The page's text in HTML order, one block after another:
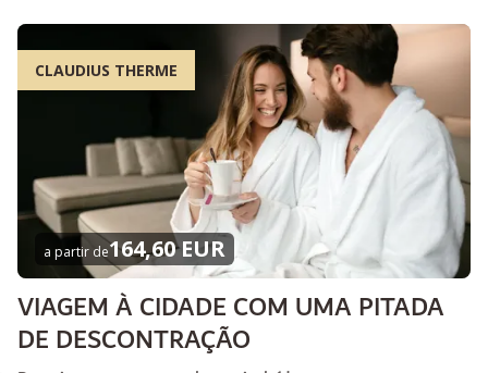
CLAUDIUS THERME
a partir de164,60 EUR
VIAGEM À CIDADE COM UMA PITADA
DE DESCONTRAÇÃO